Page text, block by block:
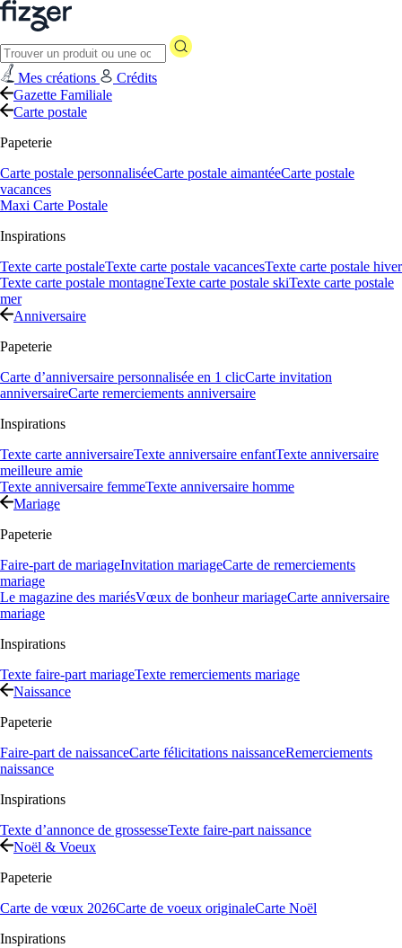
Mes créations
Crédits
Gazette Familiale
Carte postale
Papeterie
Carte postale personnaliséeCarte postale aimantéeCarte postale
vacances
Maxi Carte Postale
Inspirations
Texte carte postaleTexte carte postale vacancesTexte carte postale hiver
Texte carte postale montagneTexte carte postale skiTexte carte postale
mer
Anniversaire
Papeterie
Carte d’anniversaire personnalisée en 1 clicCarte invitation
anniversaireCarte remerciements anniversaire
Inspirations
Texte carte anniversaireTexte anniversaire enfantTexte anniversaire
meilleure amie
Texte anniversaire femmeTexte anniversaire homme
Mariage
Papeterie
Faire-part de mariageInvitation mariageCarte de remerciements
mariage
Le magazine des mariésVœux de bonheur mariageCarte anniversaire
mariage
Inspirations
Texte faire-part mariageTexte remerciements mariage
Naissance
Papeterie
Faire-part de naissanceCarte félicitations naissanceRemerciements
naissance
Inspirations
Texte d’annonce de grossesseTexte faire-part naissance
Noël & Voeux
Papeterie
Carte de vœux 2026Carte de voeux originaleCarte Noël
Inspirations